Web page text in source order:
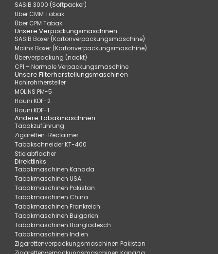
SASIB 3000 (Softpacker)
Über CMM Tabak
Über CPM Tabak
Unsere Verpackungsmaschinen
SASIB Boxer (Kartonverpackungsmaschine)
Molins Boxer (Kartonverpackungsmaschine)
Überverpackung (nackt)
CP1 – Normale Verpackungsmaschine
Unsere Filterherstellungsmaschinen
Hohlrohrhersteller
MOLINS PM-5
Hauni KDF-2
Hauni KDF-1
Andere Tabakmaschinen
Tabakzuführung
Zigaretten-Reclaimer
Tabakschneider KT-400
Stielabflacher
Direktlinks
Tabakmaschinen Kanada
Tabakmaschinen USA
Tabakmaschinen Pakistan
Tabakmaschinen China
Tabakmaschinen Frankreich
Tabakmaschinen Bulgarien
Tabakmaschinen Bangladesch
Tabakmaschinen Indien
Zigarettenverpackungsmaschinen Pakistan